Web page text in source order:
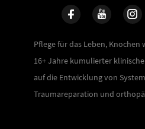
Pflege für das Leben, Knochen
16+ Jahre kumulierter
auf die Entwicklung von
Traumareparation und